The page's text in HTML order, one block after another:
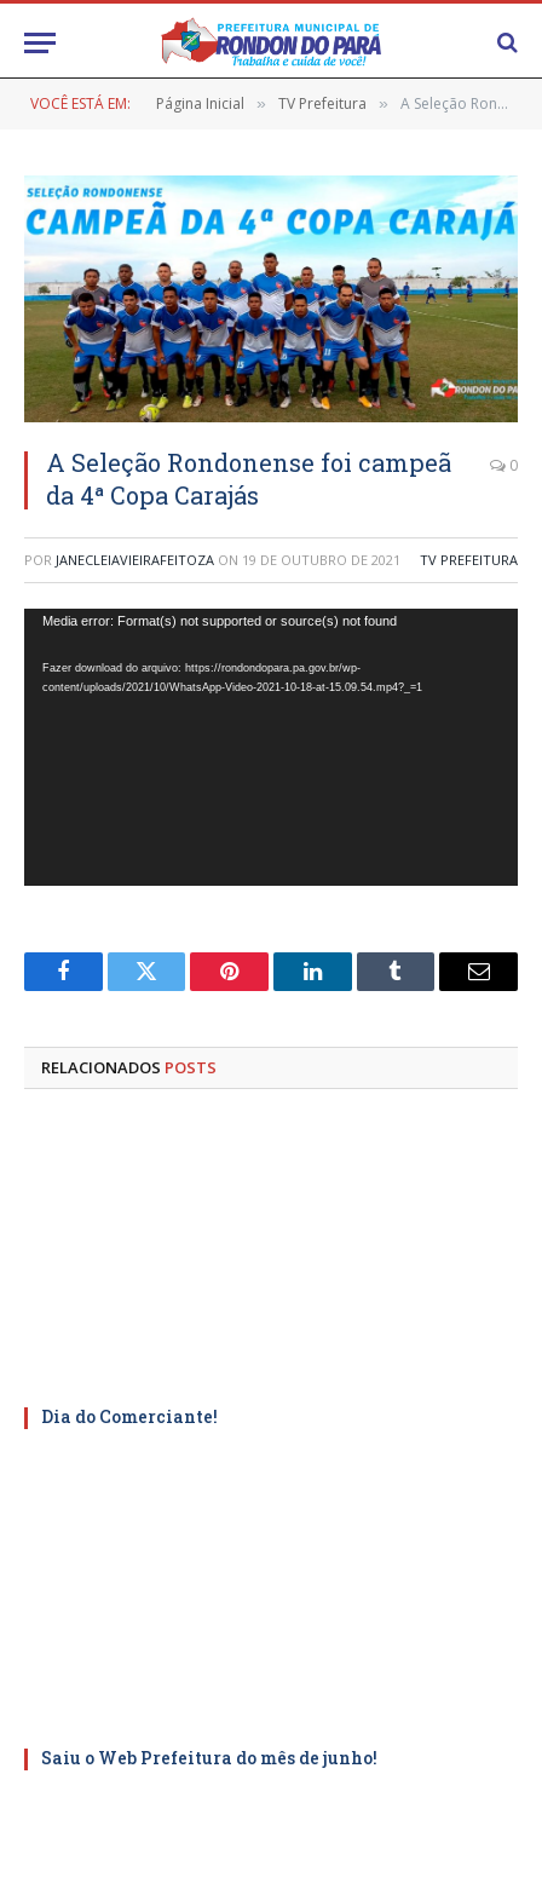
VOCÊ ESTÁ EM: Página Inicial » TV Prefeitura » A Seleção Rondonense foi campeã da 4ª Copa Carajás
A Seleção Rondonense foi campeã
da 4ª Copa Carajás
0
POR JANECLEIAVIEIRAFEITOZA ON 19 DE OUTUBRO DE 2021 TV PREFEITURA
Tocador
vídeo
Media error: Format(s) not supported or source(s) not found
Fazer download do arquivo: https://rondondopara.pa.gov.br/wp-
content/uploads/2021/10/WhatsApp-Video-2021-10-18-at-15.09.54.mp4?_=1
FacebookTwitter Pinterest LinkedInTumblr
E-
RELACIONADOS POSTS
Dia do Comerciante!
Saiu o Web Prefeitura do mês de junho!